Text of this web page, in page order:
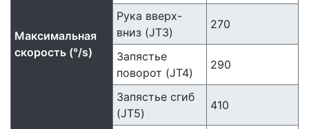
Максимальная
скорость (°/s)
Рука вверх-
вниз (JT3)
270
Запястье
поворот (JT4)
290
Запястье сгиб
(JT5)
410